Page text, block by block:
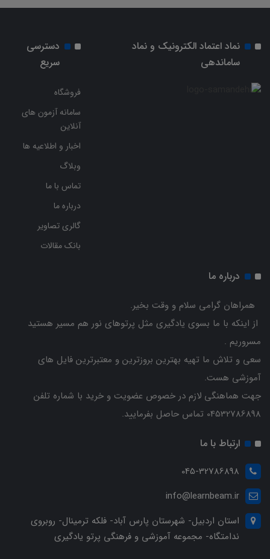
نماد اعتماد الکترونیک و نماد
ساماندهی
دسترسی
سریع
فروشگاه
سامانه آزمون های
آنلاین
اخبار و اطلاعیه ها
وبلاگ
تماس با ما
درباره ما
گالری تصاویر
بانک مقالات
درباره ما
همراهان گرامی سلام و وقت بخیر.
از اینکه با ما بسوی یادگیری مثل پرتوهای نور هم مسیر هستید
مسروریم .
سعی و تلاش ما تهیه بهترین بروزترین و معتبرترین فایل های
آموزشی هست.
جهت هماهنگی لازم در خصوص عضویت و خرید با شماره تلفن
04532786898 تماس حاصل بفرمایید.
ارتباط با ما
045-32786898
info@learnbeam.ir
استان اردبیل- شهرستان پارس آباد- فلکه ترمینال- روبروی
ندامتگاه- مجموعه آموزشی و فرهنگی پرتو یادگیری